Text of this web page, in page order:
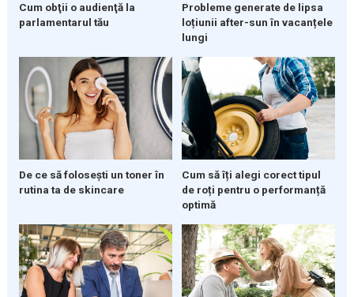
Cum obţii o audienţă la
parlamentarul tău
Probleme generate de lipsa
loțiunii after-sun în vacanțele
lungi
De ce să folosești un toner în
rutina ta de skincare
Cum să îți alegi corect tipul
de roți pentru o performanță
optimă